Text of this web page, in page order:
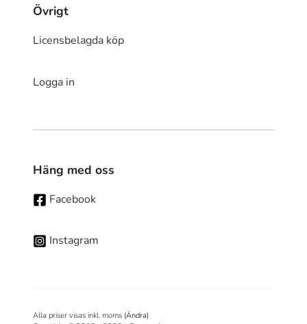
Övrigt
Licensbelagda köp
Logga in
Häng med oss
Facebook
Instagram
Alla priser visas inkl. moms (Ändra)